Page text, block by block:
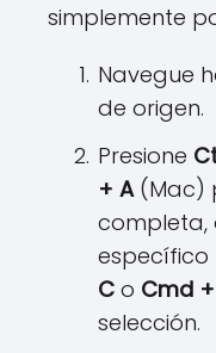
simplemente
Navegue
de origen.
Presione
+ A(Mac)
completa,
específico
C o Cmd
selección.